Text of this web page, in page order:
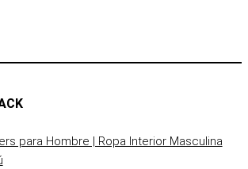
para Hombre | Ropa Interior Masculina